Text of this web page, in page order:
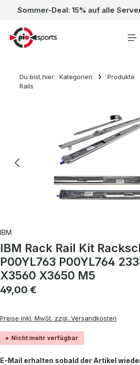
Zum Hauptinhalt springen
Du bist hier: Kategorien Produkte
Rails
IBM
IBM Rack Rail Kit
P00YL763 P00YL764
X3560 X3650 M5
Regulärer Preis:
49,00 €
Preise inkl. MwSt. zzgl. Versandkosten
Nicht mehr verfügbar
E-Mail erhalten sobald der Artikel